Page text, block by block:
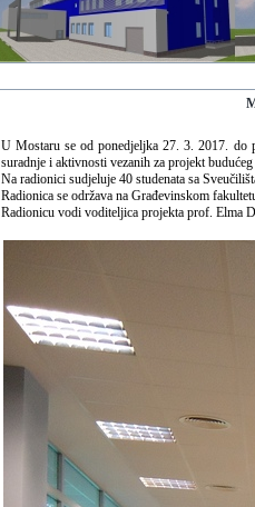
U Mostaru se od ponedjeljka 27. 3. 2017. do
suradnje i aktivnosti vezanih za projekt
Na radionici sudjeluje 40 studenata sa
Radionica se održava na Građevinskom
Radionicu vodi voditeljica projekta prof. Elma